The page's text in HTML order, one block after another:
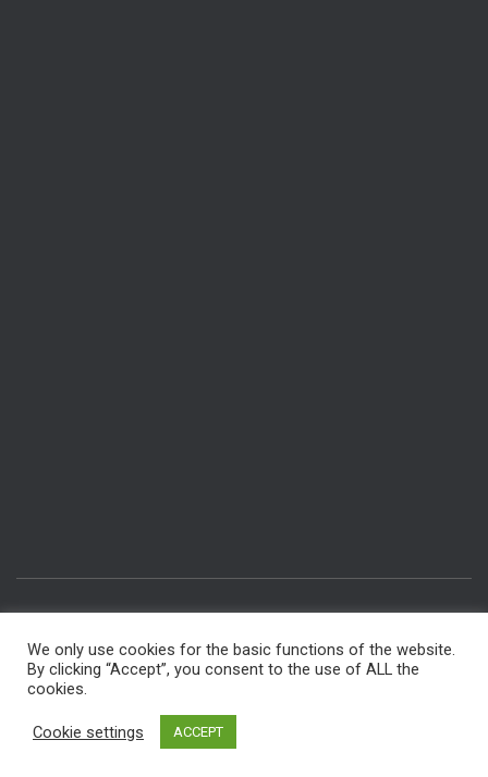
INTERNER BEREICH FÜR MITGLIEDER
Hestia | Entwickelt von
We only use cookies for the basic functions of the website.
By clicking “Accept”, you consent to the use of ALL the
cookies.
Cookie settings ACCEPT